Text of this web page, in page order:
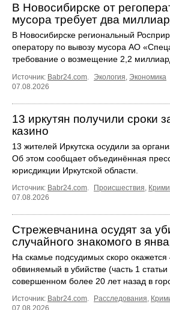
В Новосибирске от
мусора требует два
В Новосибирске региональный
оператору по вывозу мусора АО
требование о возмещение 2,2
Источник: Babr24.com Экология Экономика
07.08.2026
13 иркутян получили сроки
казино
13 жителей Иркутска осудили за
Об этом сообщает объединённая
юрисдикции Иркутской области.
Источник: Babr24.com Происшествия
07.08.2026
Стрежевчанина осудят за
случайного знакомого в
На скамье подсудимых скоро окажется
обвиняемый в убийстве (часть 1
совершенном более 20 лет назад в
Источник: Babr24.com Расследования
07.08.2026